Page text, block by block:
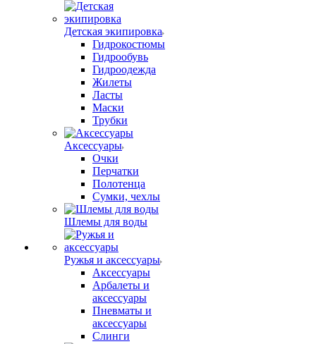
Детская экипировка
Гидрокостюмы
Гидрообувь
Гидроодежда
Жилеты
Ласты
Маски
Трубки
Аксессуары
Очки
Перчатки
Полотенца
Сумки, чехлы
Шлемы для воды
Ружья и аксессуары
Аксессуары
Арбалеты и
аксессуары
Пневматы и
аксессуары
Слинги